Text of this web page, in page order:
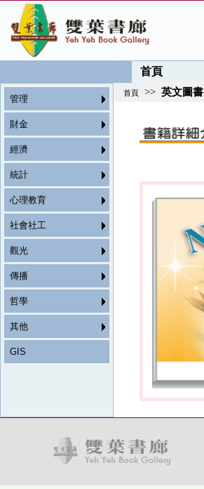
首頁
管理
財金
經濟
統計
心理教育
社會社工
觀光
傳播
哲學
其他
GIS
首頁 >> 英文圖書